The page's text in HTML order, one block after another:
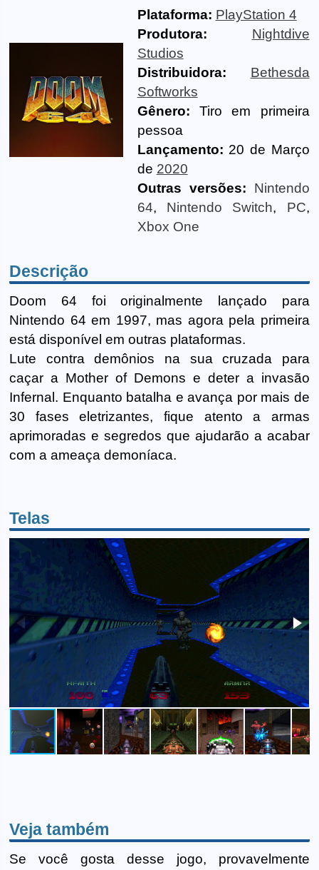
Plataforma: PlayStation 4
Produtora:
Nightdive
Studios
Distribuidora:
Bethesda
Softworks
Gênero:
Tiro em primeira
pessoa
Lançamento: 20 de Março
de 2020
Outras versões:
Nintendo
64, Nintendo Switch, PC,
Xbox One
Descrição
Doom 64 foi originalmente lançado para
Nintendo 64 em 1997, mas agora pela primeira
está disponível em outras plataformas.
Lute contra demônios na sua cruzada para
caçar a Mother of Demons e deter a invasão
Infernal. Enquanto batalha e avança por mais de
30 fases eletrizantes, fique atento a armas
aprimoradas e segredos que ajudarão a acabar
com a ameaça demoníaca.
Telas
Veja também
Se você gosta desse jogo, provavelmente